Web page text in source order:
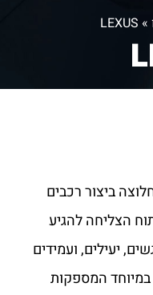
»
LEXUS
ביצור רכבים
הצליחה להגיע
יעילים, ועמידים
המספקות